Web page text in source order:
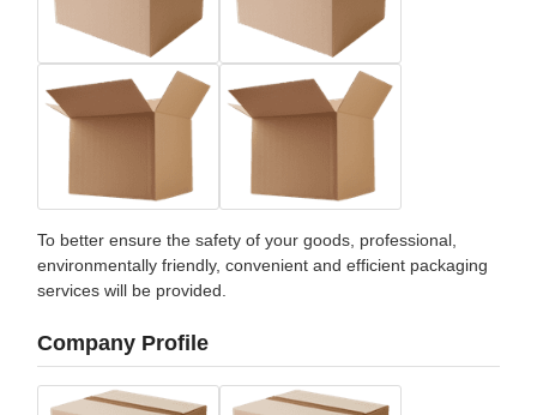
To better ensure the safety of your goods, professional,
environmentally friendly, convenient and efficient packaging
services will be provided.
Company Profile